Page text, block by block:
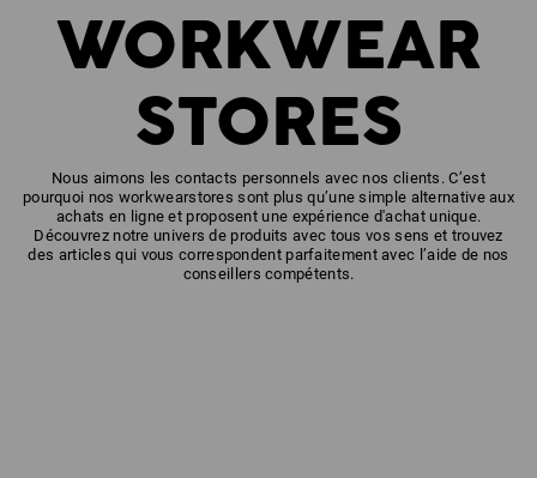
WORKWEAR
STORES
Nous aimons les contacts personnels avec nos clients. C’est
pourquoi nos workwearstores sont plus qu’une simple alternative aux
achats en ligne et proposent une expérience d'achat unique.
Découvrez notre univers de produits avec tous vos sens et trouvez
des articles qui vous correspondent parfaitement avec l’aide de nos
conseillers compétents.